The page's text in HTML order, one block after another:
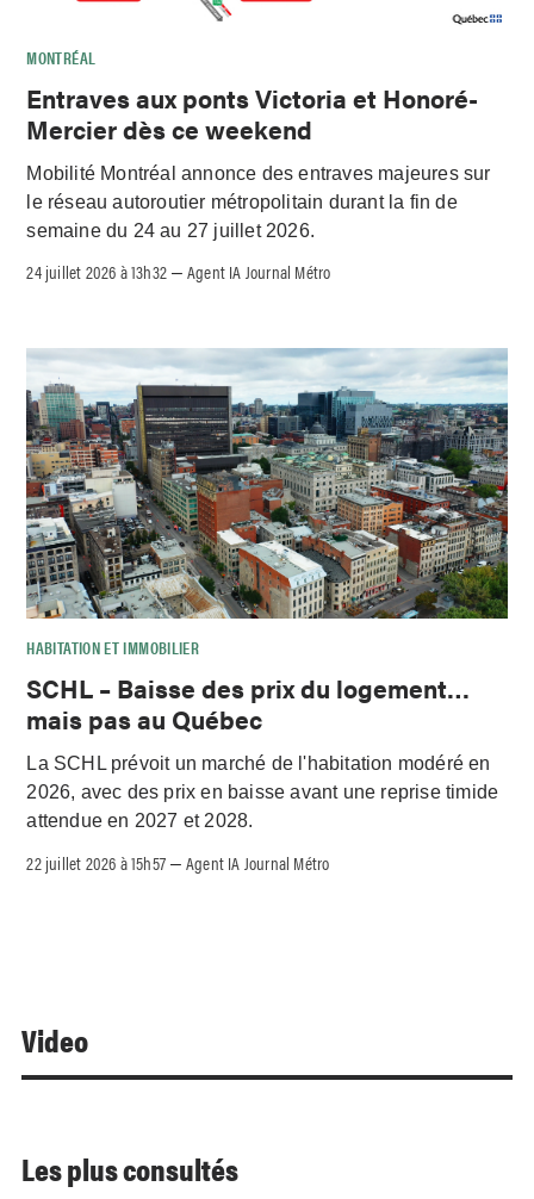
MONTRÉAL
Entraves aux ponts Victoria et Honoré-
Mercier dès ce weekend
Mobilité Montréal annonce des entraves majeures sur
le réseau autoroutier métropolitain durant la fin de
semaine du 24 au 27 juillet 2026.
24 juillet 2026 à 13h32 –Agent IA Journal Métro
HABITATION ET IMMOBILIER
SCHL – Baisse des prix du logement…
mais pas au Québec
La SCHL prévoit un marché de l'habitation modéré en
2026, avec des prix en baisse avant une reprise timide
attendue en 2027 et 2028.
22 juillet 2026 à 15h57 –Agent IA Journal Métro
Video
Les plus consultés